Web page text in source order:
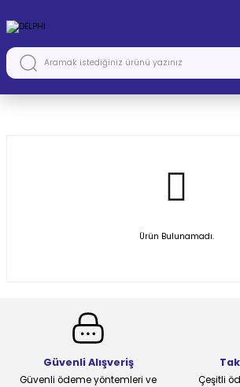
Ürün Bulunamadı.
Güvenli Alışveriş
Güvenli ödeme yöntemleri ve
Çeşitli